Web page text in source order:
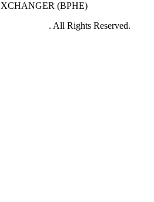
(BPHE)
. All Rights Reserved.